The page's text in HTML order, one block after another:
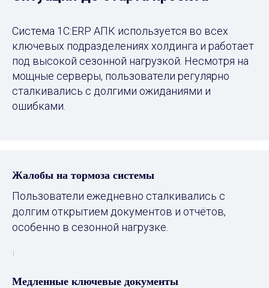
Система 1С:ERP АПК используется во всех
ключевых подразделениях холдинга и работает
под высокой сезонной нагрузкой. Несмотря на
мощные серверы, пользователи регулярно
сталкивались с долгими ожиданиями и
ошибками.
Жалобы на тормоза системы
Пользователи ежедневно сталкивались с
долгим открытием документов и отчётов,
особенно в сезонной нагрузке.
Медленные ключевые документы